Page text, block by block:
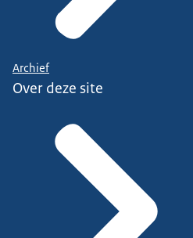
Archief
Over deze site